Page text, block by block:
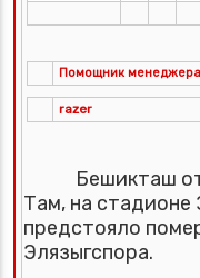
Помощник менеджера
razer
Бешикташ
Там, на стадионе
предстояло
Элязыгспора.